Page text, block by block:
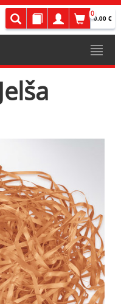
0
0.00 €